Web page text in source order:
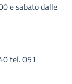
e sabato dalle
tel.051